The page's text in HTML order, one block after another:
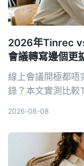
2026年Tinrec
會議轉寫邊個更
線上會議開極都唔
錄？本文實測比
2026-08-08